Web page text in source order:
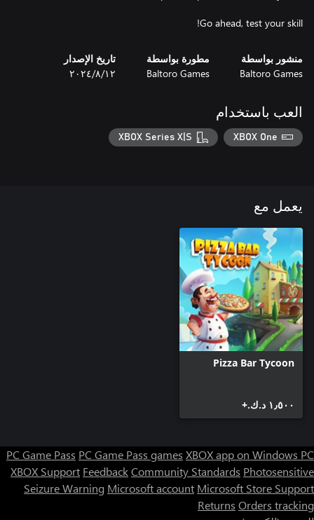
Go ahead, test your skill!
منشور بواسطة
Baltoro Games
مطورة بواسطة
Baltoro Games
تاريخ الإصدار
١٢‏/٨‏/٢٠٢٤
العب باستخدام
XBOX One
XBOX Series X|S
يعمل مع
Pizza Bar Tycoon
١٫٥٠٠ د.ك.‏+
PC Game Pass PC Game Pass games XBOX app on Windows PC
XBOX Support FeedbackCommunity Standards Photosensitive
Seizure Warning Microsoft account Microsoft Store Support
Returns Orders tracking